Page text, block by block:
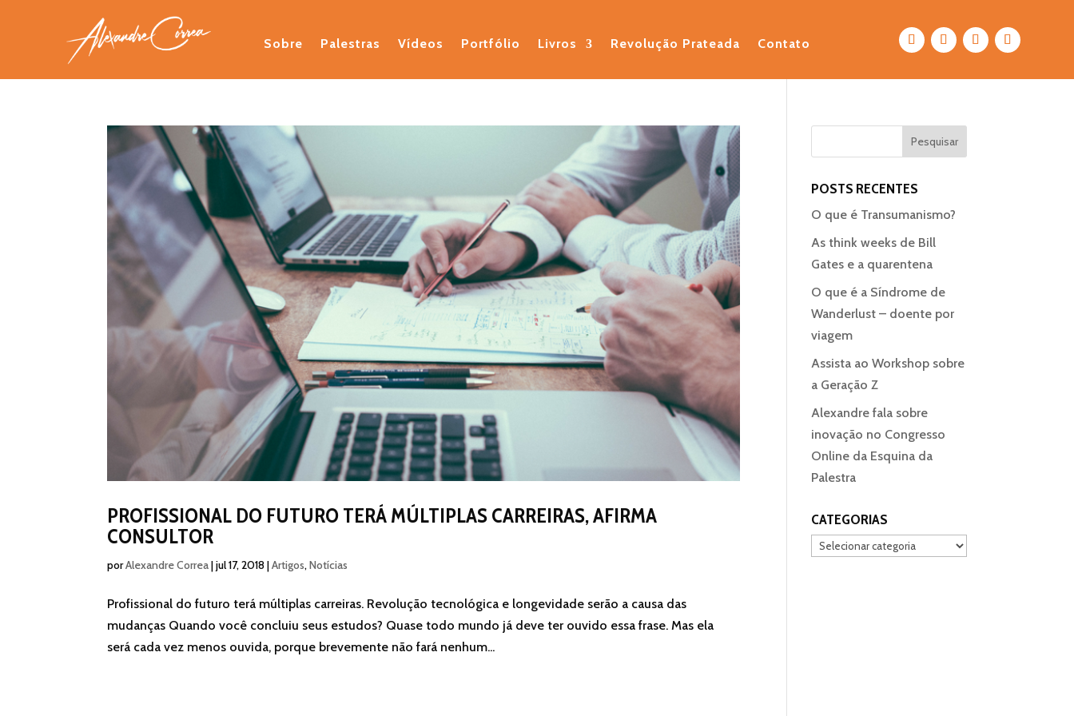
Sobre Palestras Vídeos Portfólio Livros Revolução Prateada Contato
PROFISSIONAL DO FUTURO TERÁ MÚLTIPLAS CARREIRAS, AFIRMA
CONSULTOR
porAlexandre Correa|jul 17, 2018|Artigos,Notícias
Profissional do futuro terá múltiplas carreiras. Revolução tecnológica e longevidade serão a causa das
mudanças Quando você concluiu seus estudos? Quase todo mundo já deve ter ouvido essa frase. Mas ela
será cada vez menos ouvida, porque brevemente não fará nenhum...
POSTS RECENTES
O que é Transumanismo?
As think weeks de Bill
Gates e a quarentena
O que é a Síndrome de
Wanderlust – doente por
viagem
Assista ao Workshop sobre
a Geração Z
Alexandre fala sobre
inovação no Congresso
Online da Esquina da
Palestra
CATEGORIAS
Categorias